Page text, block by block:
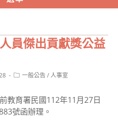
員傑出貢獻獎公益
Post一般公告/人事室
教育署民國112年11月27日
號函辦理。